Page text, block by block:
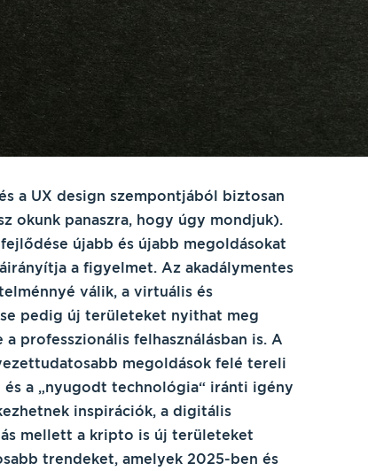
a UX design szempontjából biztosan
okunk panaszra, hogy úgy mondjuk).
újabb és újabb megoldásokat
a figyelmet. Az akadálymentes
válik, a virtuális és
pedig új területeket nyithat meg
professzionális felhasználásban is. A
megoldások felé tereli
a „nyugodt technológia“ iránti igény
inspirációk, a digitális
mellett a kripto is új területeket
trendeket, amelyek 2025-ben és